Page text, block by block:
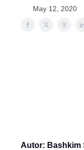
May 12, 2020
Autor: Bashkim